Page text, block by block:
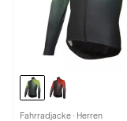
Fahrradjacke · Herren